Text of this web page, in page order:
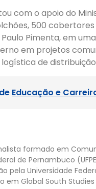
com o apoio do
500
Pimenta, em
em projetos
de
Educação e
formado em
de Pernambuco
pela Universidade
em Global South